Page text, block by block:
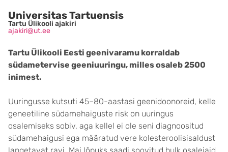
Universitas Tartuensis
Tartu Ülikooli ajakiri
ajakiri@ut.ee
Tartu Ülikooli Eesti geenivaramu korraldab
südametervise geeniuuringu, milles osaleb 2500
inimest.
Uuringusse kutsuti 45–80-aastasi geenidoonoreid, kelle
geneetiline südamehaiguste risk on uuringus
osalemiseks sobiv, aga kellel ei ole seni diagnoositud
südamehaigusi ega määratud vere kolesteroolisisaldust